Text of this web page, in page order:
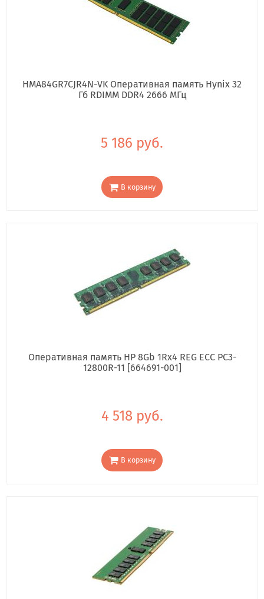
HMA84GR7CJR4N-VK Оперативная память Hynix 32
Гб RDIMM DDR4 2666 МГц
5 186 руб.
В корзину
Оперативная память HP 8Gb 1Rx4 REG ECC PC3-
12800R-11 [664691-001]
4 518 руб.
В корзину